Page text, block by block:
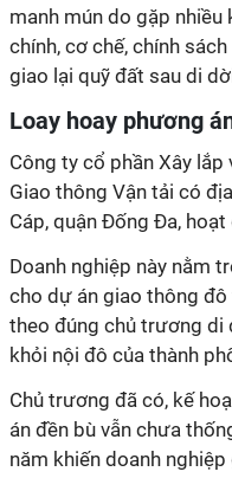
manh mún do gặp nhiều
chính, cơ chế, chính
giao lại quỹ đất sau di
Loay hoay phương
Công ty cổ phần Xây
Giao thông Vận tải có
Cáp, quận Đống Đa,
Doanh nghiệp này nằm
cho dự án giao thông
theo đúng chủ trương di
khỏi nội đô của thành
Chủ trương đã có, kế
án đền bù vẫn chưa
năm khiến doanh